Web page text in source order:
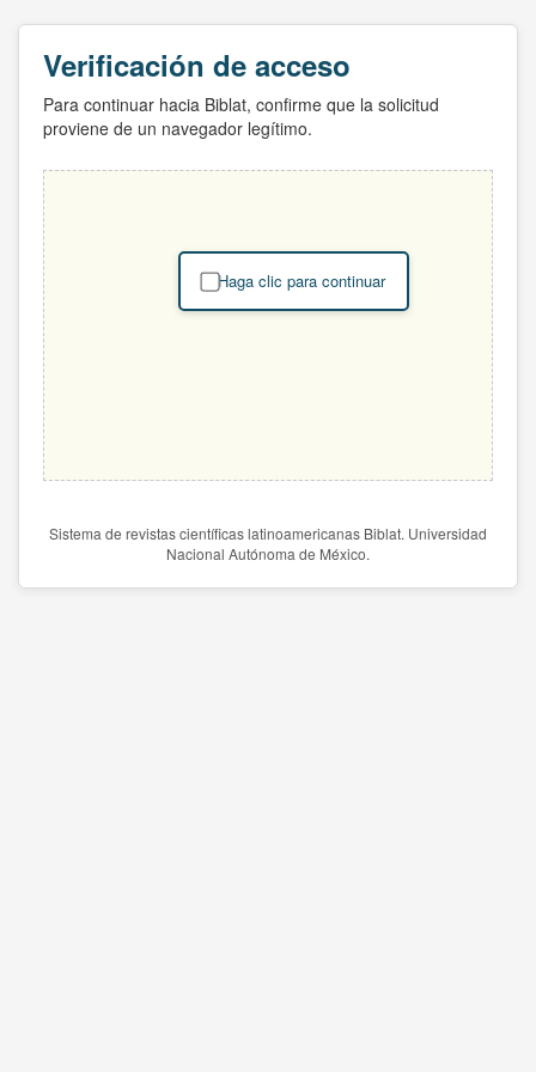
Verificación de acceso
Para continuar hacia Biblat, confirme que la solicitud
proviene de un navegador legítimo.
Haga clic para continuar
Sistema de revistas científicas latinoamericanas Biblat. Universidad
Nacional Autónoma de México.